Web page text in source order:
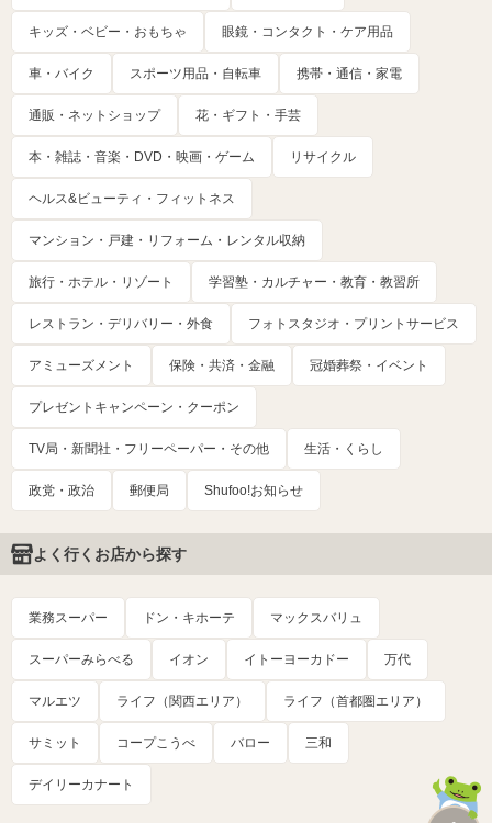
キッズ・ベビー・おもちゃ 眼鏡・コンタクト・ケア用品
車・バイク スポーツ用品・自転車 携帯・通信・家電
通販・ネットショップ 花・ギフト・手芸
本・雑誌・音楽・DVD・映画・ゲーム リサイクル
ヘルス&ビューティ・フィットネス
マンション・戸建・リフォーム・レンタル収納
旅行・ホテル・リゾート 学習塾・カルチャー・教育・教習所
レストラン・デリバリー・外食 フォトスタジオ・プリントサービス
アミューズメント 保険・共済・金融 冠婚葬祭・イベント
プレゼントキャンペーン・クーポン
TV局・新聞社・フリーペーパー・その他 生活・くらし
政党・政治 郵便局 Shufoo!お知らせ
よく行くお店から探す
業務スーパー ドン・キホーテ マックスバリュ
スーパーみらべる イオン イトーヨーカドー 万代
マルエツ ライフ（関西エリア） ライフ（首都圏エリア）
サミット コープこうべ バロー 三和
デイリーカナート